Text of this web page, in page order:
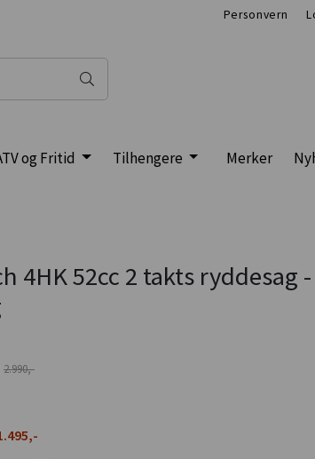
Personvern
og Fritid Tilhengere Merker
4HK 52cc 2 takts ryddesag
2.990,-